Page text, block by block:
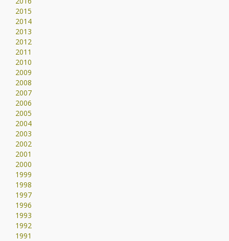
2015
2014
2013
2012
2011
2010
2009
2008
2007
2006
2005
2004
2003
2002
2001
2000
1999
1998
1997
1996
1993
1992
1991